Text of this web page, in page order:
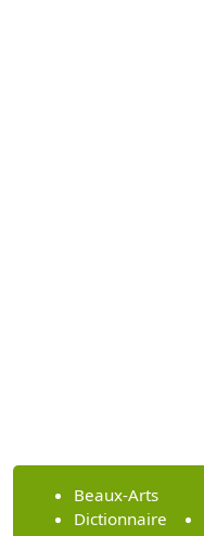
Beaux-Arts
Dictionnaire